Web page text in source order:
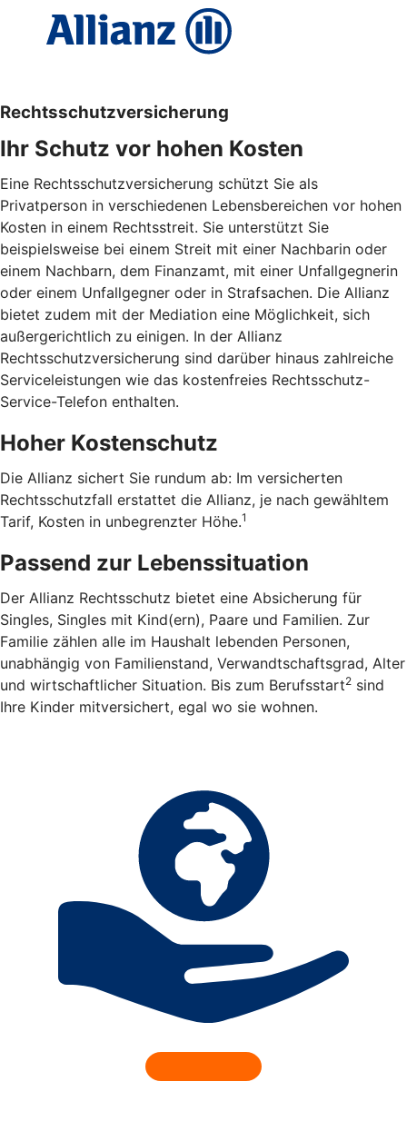
Rechtsschutzversicherung
Ihr Schutz vor hohen Kosten
Eine Rechtsschutzversicherung schützt Sie als
Privatperson in verschiedenen Lebensbereichen vor hohen
Kosten in einem Rechtsstreit. Sie unterstützt Sie
beispielsweise bei einem Streit mit einer Nachbarin oder
einem Nachbarn, dem Finanzamt, mit einer Unfallgegnerin
oder einem Unfallgegner oder in Strafsachen. Die Allianz
bietet zudem mit der Mediation eine Möglichkeit, sich
außergerichtlich zu einigen. In der Allianz
Rechtsschutzversicherung sind darüber hinaus zahlreiche
Serviceleistungen wie das kostenfreies Rechtsschutz-
Service-Telefon enthalten.
Hoher Kostenschutz
Die Allianz sichert Sie rundum ab: Im versicherten
Rechtsschutzfall erstattet die Allianz, je nach gewähltem
Tarif, Kosten in unbegrenzter Höhe.1
Passend zur Lebenssituation
Der Allianz Rechtsschutz bietet eine Absicherung für
Singles, Singles mit Kind(ern), Paare und Familien. Zur
Familie zählen alle im Haushalt lebenden Personen,
unabhängig von Familienstand, Verwandtschaftsgrad, Alter
und wirtschaftlicher Situation. Bis zum Berufsstart2 sind
Ihre Kinder mitversichert, egal wo sie wohnen.